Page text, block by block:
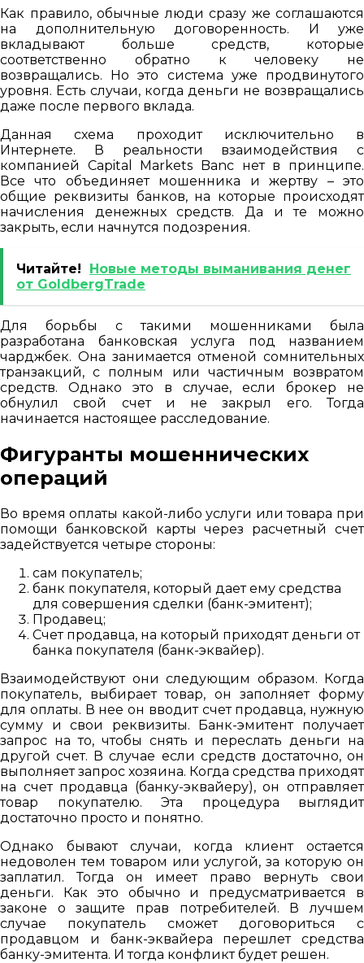
Как правило, обычные люди сразу же соглашаются
на дополнительную договоренность. И уже
вкладывают больше средств, которые
соответственно обратно к человеку не
возвращались. Но это система уже продвинутого
уровня. Есть случаи, когда деньги не возвращались
даже после первого вклада.
Данная схема проходит исключительно в
Интернете. В реальности взаимодействия с
компанией Capital Markets Banc нет в принципе.
Все что объединяет мошенника и жертву – это
общие реквизиты банков, на которые происходят
начисления денежных средств. Да и те можно
закрыть, если начнутся подозрения.
Читайте!
Новые методы выманивания денег
от GoldbergTrade
Для борьбы с такими мошенниками была
разработана банковская услуга под названием
чарджбек. Она занимается отменой сомнительных
транзакций, с полным или частичным возвратом
средств. Однако это в случае, если брокер не
обнулил свой счет и не закрыл его. Тогда
начинается настоящее расследование.
Фигуранты мошеннических
операций
Во время оплаты какой-либо услуги или товара при
помощи банковской карты через расчетный счет
задействуется четыре стороны:
сам покупатель;
банк покупателя, который дает ему средства
для совершения сделки (банк-эмитент);
Продавец;
Счет продавца, на который приходят деньги от
банка покупателя (банк-эквайер).
Взаимодействуют они следующим образом. Когда
покупатель, выбирает товар, он заполняет форму
для оплаты. В нее он вводит счет продавца, нужную
сумму и свои реквизиты. Банк-эмитент получает
запрос на то, чтобы снять и переслать деньги на
другой счет. В случае если средств достаточно, он
выполняет запрос хозяина. Когда средства приходят
на счет продавца (банку-эквайеру), он отправляет
товар покупателю. Эта процедура выглядит
достаточно просто и понятно.
Однако бывают случаи, когда клиент остается
недоволен тем товаром или услугой, за которую он
заплатил. Тогда он имеет право вернуть свои
деньги. Как это обычно и предусматривается в
законе о защите прав потребителей. В лучшем
случае покупатель сможет договориться с
продавцом и банк-эквайера перешлет средства
банку-эмитента. И тогда конфликт будет решен.